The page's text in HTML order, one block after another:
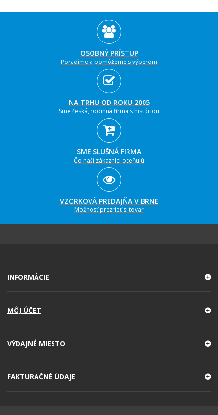
OSOBNÝ PRÍSTUP
Poradíme a pomôžeme s výberom
NA TRHU OD ROKU 2005
Sme česká, rodinná firma s históriou
SME SLUŠNÁ FIRMA
Čo naši zákazníci oceňujú
VZORKOVÁ PREDAJŇA V BRNE
Možnosť prezrieť si tovar
INFORMÁCIE
MÔJ ÚČET
VÝDAJNÉ MIESTO
FAKTURAČNÉ ÚDAJE